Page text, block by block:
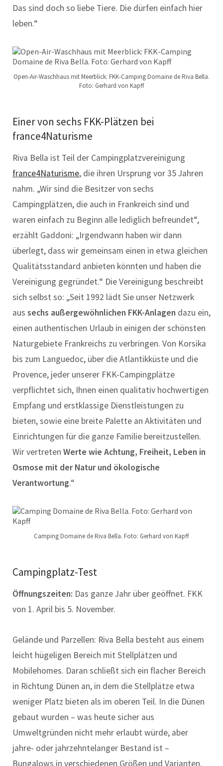
Das sind doch so liebe Tiere. Die dürfen einfach hier
leben.“
Open-Air-Waschhaus mit Meerblick: FKK-Camping Domaine de Riva Bella.
Foto: Gerhard von Kapff
Einer von sechs FKK-Plätzen bei
france4Naturisme
Riva Bella ist Teil der Campingplatzvereinigung
france4Naturisme, die ihren Ursprung vor 35 Jahren
nahm. „Wir sind die Besitzer von sechs
Campingplätzen, die auch in Frankreich sind und
waren einfach zu Beginn alle lediglich befreundet“,
erzählt Gaddoni: „Irgendwann haben wir dann
überlegt, dass wir gemeinsam einen in etwa gleichen
Qualitätsstandard anbieten könnten und haben die
Vereinigung gegründet.“ Die Vereinigung beschreibt
sich selbst so: „Seit 1992 lädt Sie unser Netzwerk
aus sechs außergewöhnlichen FKK-Anlagen dazu ein,
einen authentischen Urlaub in einigen der schönsten
Naturgebiete Frankreichs zu verbringen. Von Korsika
bis zum Languedoc, über die Atlantikküste und die
Provence, jeder unserer FKK-Campingplätze
verpflichtet sich, Ihnen einen qualitativ hochwertigen
Empfang und erstklassige Dienstleistungen zu
bieten, sowie eine breite Palette an Aktivitäten und
Einrichtungen für die ganze Familie bereitzustellen.
Wir vertreten Werte wie Achtung, Freiheit, Leben in
Osmose mit der Natur und ökologische
Verantwortung.“
Camping Domaine de Riva Bella. Foto: Gerhard von Kapff
Campingplatz-Test
Öffnungszeiten: Das ganze Jahr über geöffnet. FKK
von 1. April bis 5. November.
Gelände und Parzellen: Riva Bella besteht aus einem
leicht hügeligen Bereich mit Stellplätzen und
Mobilehomes. Daran schließt sich ein flacher Bereich
in Richtung Dünen an, in dem die Stellplätze etwa
weniger Platz bieten als im oberen Teil. In die Dünen
gebaut wurden – was heute sicher aus
Umweltgründen nicht mehr erlaubt würde, aber
jahre- oder jahrzehntelanger Bestand ist –
Bungalows in verschiedenen Größen und Varianten.